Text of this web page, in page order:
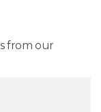
from our